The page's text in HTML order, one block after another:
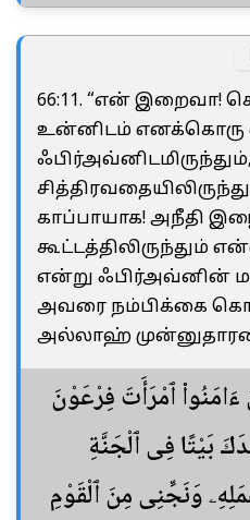
66:11. “என் இறைவா!
உன்னிடம் எனக்கொரு
காப்பாயாக! அநீதி
கூட்டத்திலிருந்தும்
என்று ஃபிர்அவ்னின்
அவரை நம்பிக்கை
அல்லாஹ்
ٱمْرَأَتَ فِرْعَوْنَ
بَيْتًا فِى ٱلْجَنَّةِ
وَنَجِّنِى مِنَ ٱلْقَوْمِ